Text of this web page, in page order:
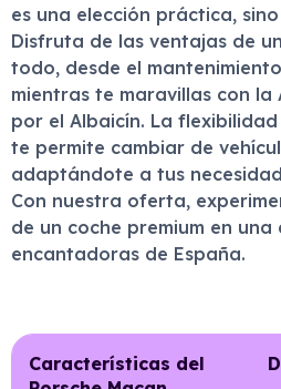
es una elección práctica,
Disfruta de las ventajas de
todo, desde el
mientras te maravillas con la
por el Albaicín. La
te permite cambiar de
adaptándote a tus
Con nuestra oferta,
de un coche premium en una
encantadoras de España.
Características del